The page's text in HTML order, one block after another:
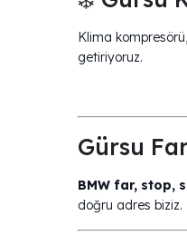
Klima
getiriyoruz. ️
Gürsu
BMW far, stop,
doğru adres biziz.